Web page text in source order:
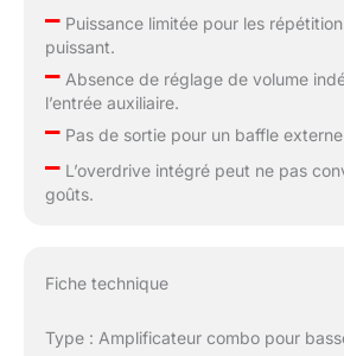
–Puissance limitée pour les
puissant.
–Absence de réglage de volume
l’entrée auxiliaire.
–Pas de sortie pour un baffle
–L’overdrive intégré peut ne pas
goûts.
Fiche technique
Type : Amplificateur combo pour